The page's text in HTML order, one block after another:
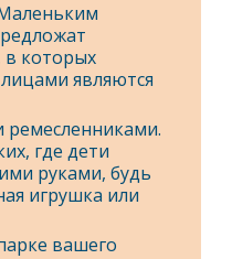
в которых
являются
ремесленниками.
где дети
руками, будь
игрушка или
вашего